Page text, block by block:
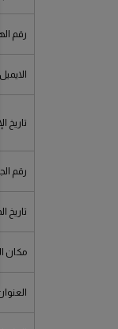
رقم
الايميل
تاريخ
رقم
تاريخ
مكان